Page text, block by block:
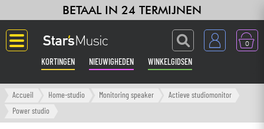
BETAAL IN 24 TERMIJNEN
0
KORTINGEN NIEUWIGHEDEN WINKELGIDSEN
Langue
Accueil Home-studio Monitoring speaker
Actieve studiomonitor
Power studio